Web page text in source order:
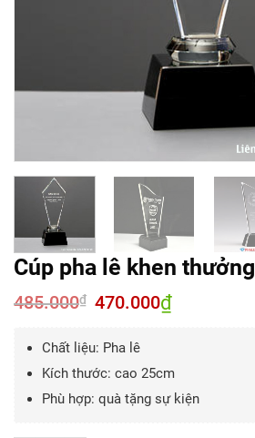
Cúp pha lê khen thưởng
485.000₫
Giá
gốc
470.000₫Giá
Chất liệu: Pha lê
Kích thước: cao 25cm
Phù hợp: quà tặng sự kiện